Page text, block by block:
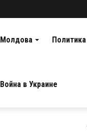
Молдова Политика
Война в Украине